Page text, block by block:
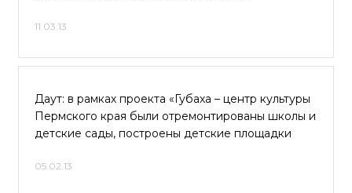
11.03.13
Даут: в рамках проекта «Губаха – центр культуры
Пермского края были отремонтированы школы и
детские сады, построены детские площадки
05.02.13